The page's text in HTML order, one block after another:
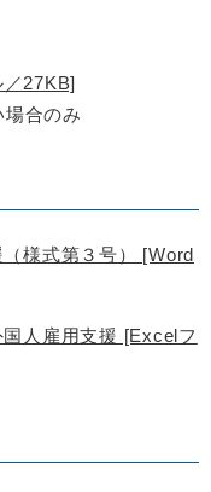
27KB]
合のみ
様式第３号） [Word
人雇用支援 [Excelフ